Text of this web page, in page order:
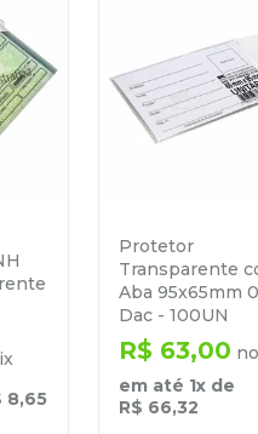
8,65
Protetor
Transparente
Aba 95x65mm
Dac - 100UN
R$ 63,00
em até 1x de
R$ 66,32